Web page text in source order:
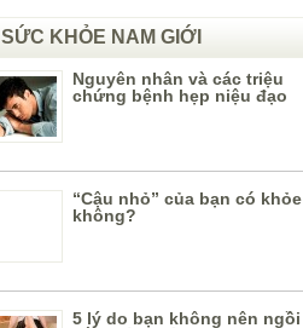
SỨC KHỎE NAM GIỚI
Nguyên nhân và các triệu
chứng bệnh hẹp niệu đạo
“Cậu nhỏ” của bạn có khỏe
không?
5 lý do bạn không nên ngồi